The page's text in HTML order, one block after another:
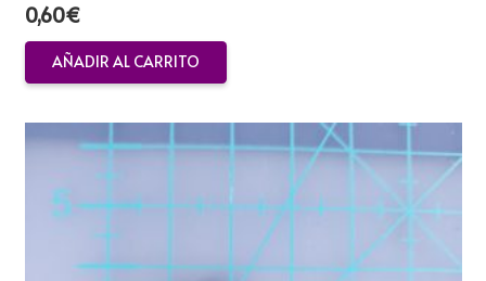
0,60€
AÑADIR AL CARRITO